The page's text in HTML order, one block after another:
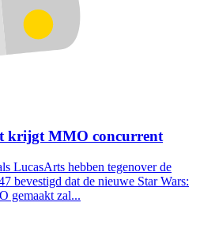
krijgt MMO concurrent
LucasArts hebben tegenover de
bevestigd dat de nieuwe Star Wars:
gemaakt zal...